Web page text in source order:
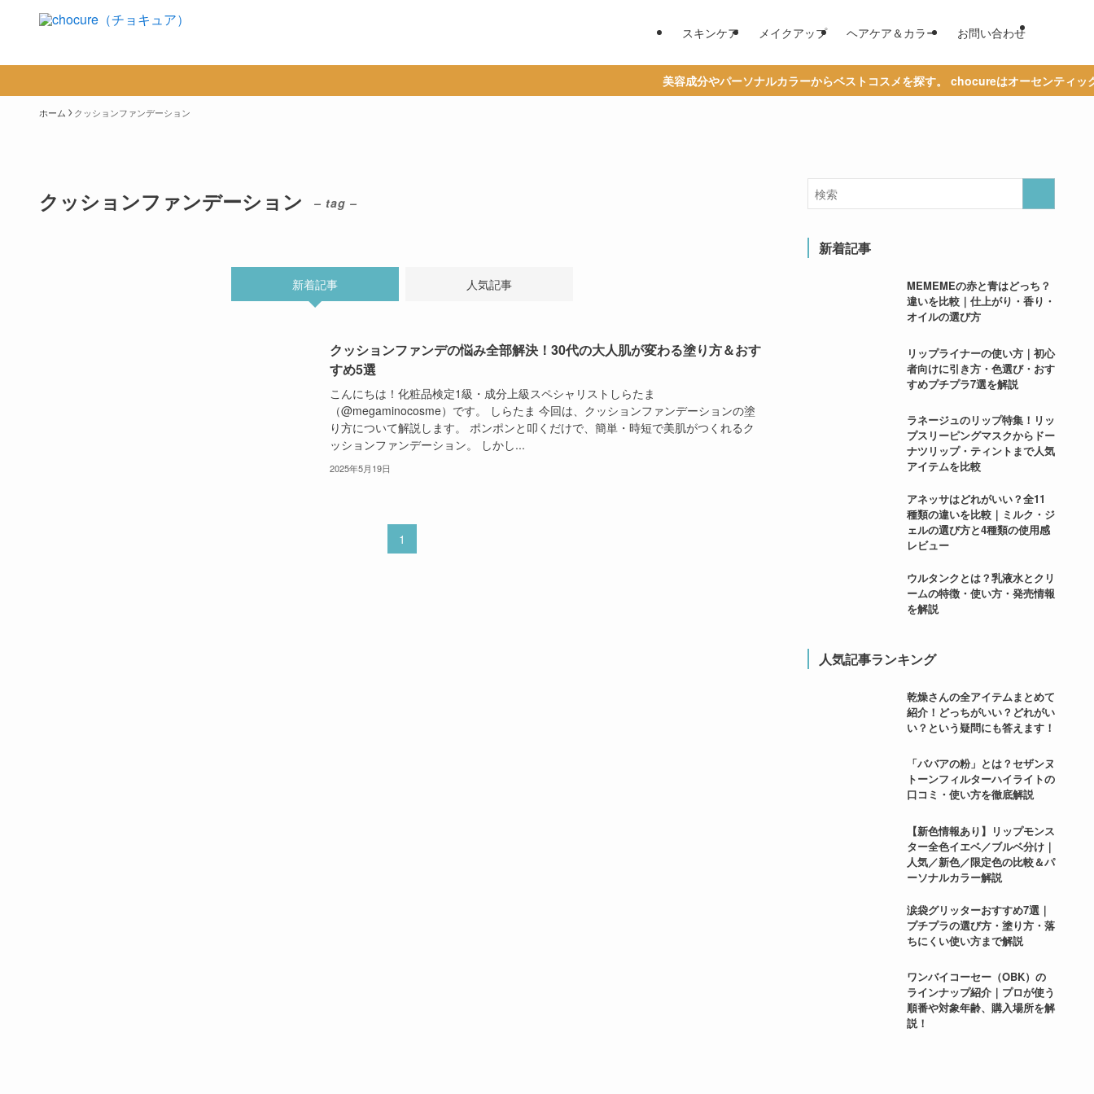
スキンケア メイクアップ ヘアケア＆カラー お問い合わせ
美容成分やパーソナルカラーからベストコスメを探す。 chocureはオーセンティックな
ホーム クッションファンデーション
クッションファンデーション – tag –
新着記事 人気記事
クッションファンデの悩み全部解決！30代の大人肌が変わる塗り方＆おす
すめ5選
こんにちは！化粧品検定1級・成分上級スペシャリストしらたま
（@megaminocosme）です。 しらたま 今回は、クッションファンデーションの塗
り方について解説します。 ポンポンと叩くだけで、簡単・時短で美肌がつくれるク
ッションファンデーション。 しかし...
2025年5月19日
1
新着記事
MEMEMEの赤と青はどっち？
違いを比較｜仕上がり・香り・
オイルの選び方
リップライナーの使い方｜初心
者向けに引き方・色選び・おす
すめプチプラ7選を解説
ラネージュのリップ特集！リッ
プスリーピングマスクからドー
ナツリップ・ティントまで人気
アイテムを比較
アネッサはどれがいい？全11
種類の違いを比較｜ミルク・ジ
ェルの選び方と4種類の使用感
レビュー
ウルタンクとは？乳液水とクリ
ームの特徴・使い方・発売情報
を解説
人気記事ランキング
乾燥さんの全アイテムまとめて
紹介！どっちがいい？どれがい
い？という疑問にも答えます！
「ババアの粉」とは？セザンヌ
トーンフィルターハイライトの
口コミ・使い方を徹底解説
【新色情報あり】リップモンス
ター全色イエベ／ブルベ分け｜
人気／新色／限定色の比較＆パ
ーソナルカラー解説
涙袋グリッターおすすめ7選｜
プチプラの選び方・塗り方・落
ちにくい使い方まで解説
ワンバイコーセー（OBK）の
ラインナップ紹介｜プロが使う
順番や対象年齢、購入場所を解
説！